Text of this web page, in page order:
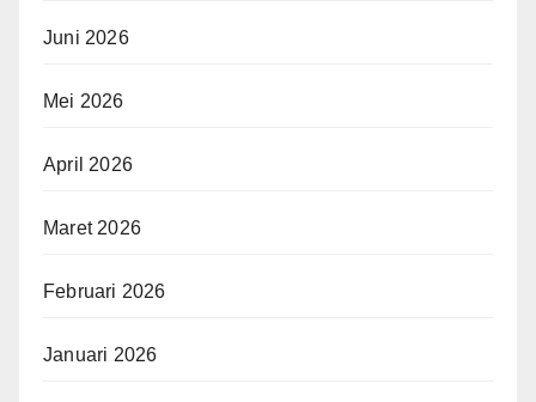
Juni 2026
Mei 2026
April 2026
Maret 2026
Februari 2026
Januari 2026